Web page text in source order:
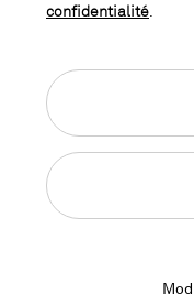
LO
confidentialité